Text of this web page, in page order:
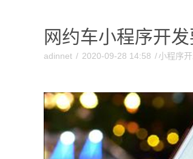
网约车小程序开
adinnet / 2020-09-28 14:58 /小程序